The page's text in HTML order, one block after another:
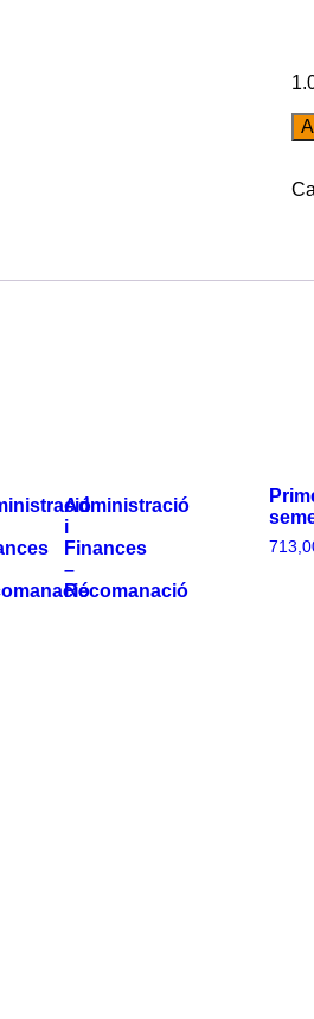
Administració
i
Finances
–
Recomanació